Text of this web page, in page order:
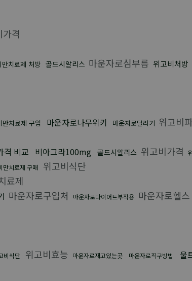
가격
만치료제 처방 골드시알리스 마운자로심부름 위고비처방
만치료제 구입 마운자로나무위키 마운자로달리기 위고비
격 비교 비아그라100mg 골드시알리스 위고비가격
만치료제 구매 위고비식단
료제
마운자로구입처 마운자로다이어트부작용 마운자로헬스
비식단 위고비효능 마운자로재고있는곳 마운자로직구방법 울